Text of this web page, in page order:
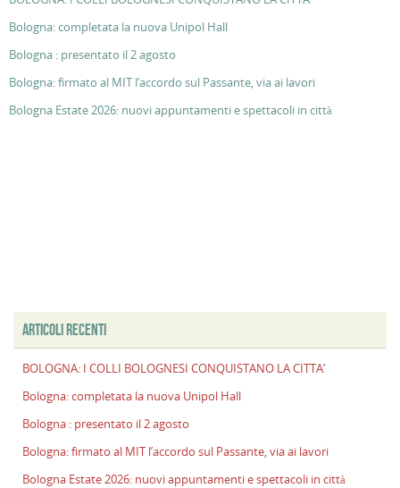
Bologna: completata la nuova Unipol Hall
Bologna : presentato il 2 agosto
Bologna: firmato al MIT l’accordo sul Passante, via ai lavori
Bologna Estate 2026: nuovi appuntamenti e spettacoli in città
ARTICOLI RECENTI
BOLOGNA: I COLLI BOLOGNESI CONQUISTANO LA CITTA’
Bologna: completata la nuova Unipol Hall
Bologna : presentato il 2 agosto
Bologna: firmato al MIT l’accordo sul Passante, via ai lavori
Bologna Estate 2026: nuovi appuntamenti e spettacoli in città